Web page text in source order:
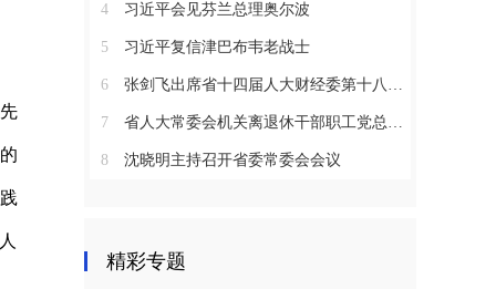
4 习近平会见芬兰总理奥尔波
5 习近平复信津巴布韦老战士
6 张剑飞出席省十四届人大财经委第十八次全体会议
7 省人大常委会机关离退休干部职工党总支召开2025年度总结表彰大会
8 沈晓明主持召开省委常委会会议
精彩专题